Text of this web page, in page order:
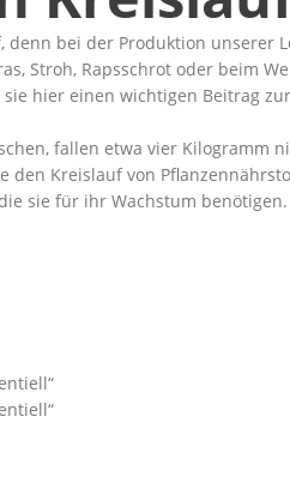
bei der Produktion unserer
Stroh, Rapsschrot oder beim
hier einen wichtigen Beitrag
fallen etwa vier Kilogramm
Kreislauf von
sie für ihr Wachstum benötigen.